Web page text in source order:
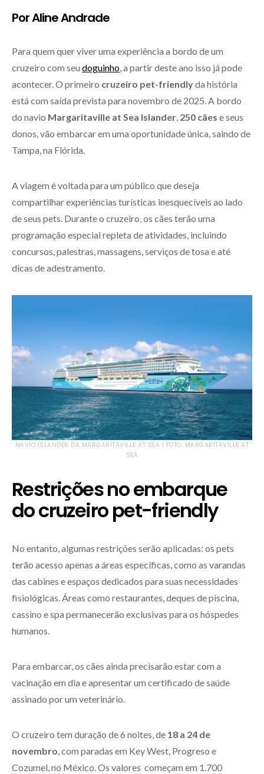
Por Aline Andrade
Para quem quer viver uma experiência a bordo de um
cruzeiro com seu doguinho , a partir deste ano isso já pode
acontecer. O primeiro cruzeiro pet-friendlyda história
está com saída prevista para novembro de 2025. A bordo
do navio Margaritaville at Sea Islander 250 cães e seus
donos, vão embarcar em uma oportunidade única, saindo de
Tampa, na Flórida.
A viagem é voltada para um público que deseja
compartilhar experiências turísticas inesquecíveis ao lado
de seus pets. Durante o cruzeiro, os cães terão uma
programação especial repleta de atividades, incluindo
concursos, palestras, massagens, serviços de tosa e até
dicas de adestramento.
NAVIO ISLANDER DA MARGARITAVILLE AT SEA | FOTO: MARGARITAVILLE AT
SEA
Restrições no embarque
do cruzeiro pet-friendly
No entanto, algumas restrições serão aplicadas: os pets
terão acesso apenas a áreas específicas, como as varandas
das cabines e espaços dedicados para suas necessidades
fisiológicas. Áreas como restaurantes, deques de piscina,
cassino e spa permanecerão exclusivas para os hóspedes
humanos.
Para embarcar, os cães ainda precisarão estar com a
vacinação em dia e apresentar um certificado de saúde
assinado por um veterinário.
O cruzeiro tem duração de 6 noites, de 18 a 24 de
novembro, com paradas em Key West, Progreso e
Cozumel, no México. Os valores começam em 1.700